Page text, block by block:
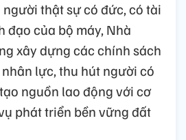
thật sự có đức, có tài
đạo của bộ máy, Nhà
xây dựng các chính sách
lực, thu hút người có
nguồn lao động với cơ
phát triển bền vững đất